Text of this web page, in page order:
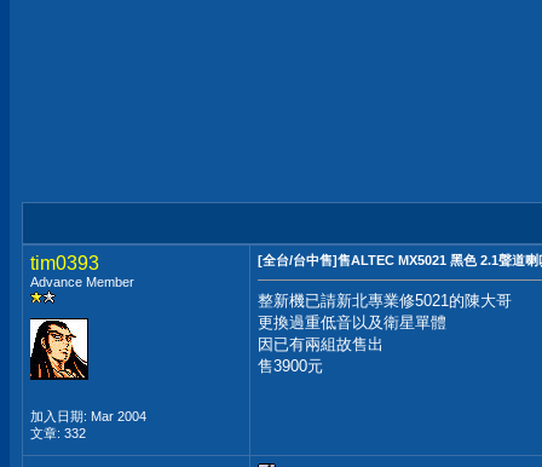
tim0393
Advance Member
加入日期: Mar 2004
文章: 332
[全台/台中售]售ALTEC MX5021 黑色 2.1聲道喇
整新機已請新北專業修5021的陳大哥
更換過重低音以及衛星單體
因已有兩組故售出
售3900元